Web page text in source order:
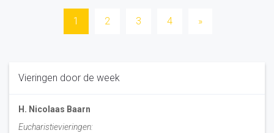
Berichten1 2 3 4 »
Vieringen door de week
H. Nicolaas Baarn
Eucharistievieringen: